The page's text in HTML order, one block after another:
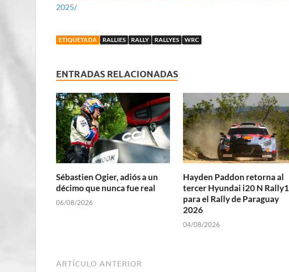
2025/
ETIQUETADA RALLIES RALLY RALLYES WRC
ENTRADAS RELACIONADAS
Sébastien Ogier, adiós a un
décimo que nunca fue real
06/08/2026
Hayden Paddon retorna al
tercer Hyundai i20 N Rally1
para el Rally de Paraguay
2026
04/08/2026
ARTÍCULO ANTERIOR